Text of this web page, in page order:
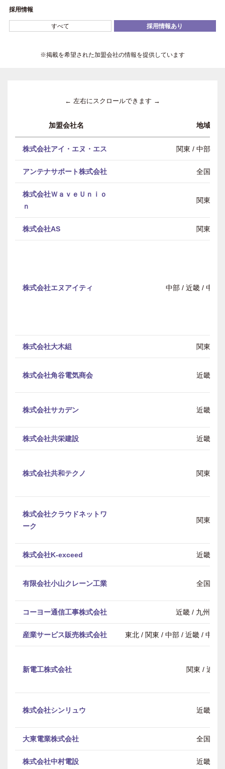
採用情報
すべて 採用情報あり
※掲載を希望された加盟会社の情報を提供しています
← 左右にスクロールできます →
加盟会社名 地域
株式会社アイ・エヌ・エス 関東 / 中部 / 近
アンテナサポート株式会社 全国
株式会社ＷａｖｅＵｎｉｏ
ｎ
関東
株式会社AS 関東
株式会社エヌアイティ 中部 / 近畿 / 中国
株式会社大木組 関東
株式会社角谷電気商会 近畿
株式会社サカデン 近畿
株式会社共栄建設 近畿
株式会社共和テクノ 関東
株式会社クラウドネットワ
ーク
関東
株式会社K-exceed 近畿
有限会社小山クレーン工業 全国
コーヨー通信工事株式会社 近畿 / 九州・
産業サービス販売株式会社 東北 / 関東 / 中部 / 近畿 / 中国
新電工株式会社 関東 / 近畿
株式会社シンリュウ 近畿
大東電業株式会社 全国
株式会社中村電設 近畿